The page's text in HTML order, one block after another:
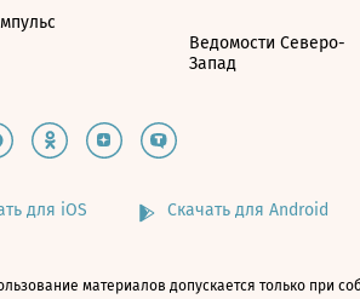
Ведомости Северо-
Запад
для iOS Скачать для Android
материалов допускается только при